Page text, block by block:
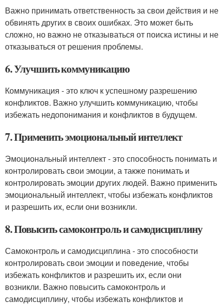
Важно принимать ответственность за свои действия и не
обвинять других в своих ошибках. Это может быть
сложно, но важно не отказываться от поиска истины и не
отказываться от решения проблемы.
6. Улучшить коммуникацию
Коммуникация - это ключ к успешному разрешению
конфликтов. Важно улучшить коммуникацию, чтобы
избежать недопонимания и конфликтов в будущем.
7. Применить эмоциональный интеллект
Эмоциональный интеллект - это способность понимать и
контролировать свои эмоции, а также понимать и
контролировать эмоции других людей. Важно применить
эмоциональный интеллект, чтобы избежать конфликтов
и разрешить их, если они возникли.
8. Повысить самоконтроль и самодисциплину
Самоконтроль и самодисциплина - это способности
контролировать свои эмоции и поведение, чтобы
избежать конфликтов и разрешить их, если они
возникли. Важно повысить самоконтроль и
самодисциплину, чтобы избежать конфликтов и